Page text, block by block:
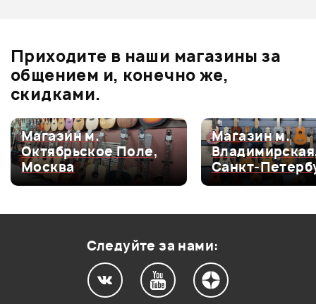
0.0
Оценка5
0
Оценка4
0
Оценка3
0
Приходите в наши магазины за
общением и, конечно же,
скидками.
Магазин м.
Октябрьское Поле,
Москва
Магазин м.
Санкт-
Следуйте за нами: